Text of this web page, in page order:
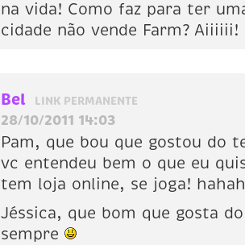
na vida! Como faz para ter
cidade não vende Farm? Aiiiiii!
Bel LINK PERMANENTE
28/10/2011 14:03
Pam, que bou que gostou do
vc entendeu bem o que eu
tem loja online, se joga!
Jéssica, que bom que gosta
sempre